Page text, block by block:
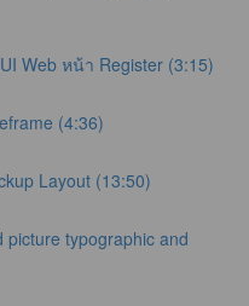
Web หน้า Register (3:15)
(4:36)
Layout (13:50)
picture typographic and